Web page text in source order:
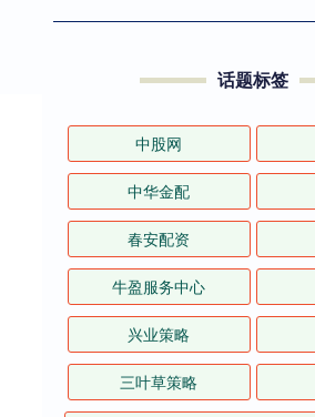
话题标签
中股网
中华金配
春安配资
牛盈服务中心
兴业策略
三叶草策略